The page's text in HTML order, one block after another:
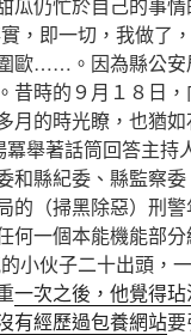
瓜仍忙於自己的事
，即一切，我做了
歐……。因為縣公安
昔時的９月１８日
月的時光瞭，也猶
冪舉著話筒回答主持
和縣紀委、縣監察
的（掃黑除惡）刑
一個本能機能部分
小伙子二十出頭，
一次之後，他覺得
有經歷過包養網站要